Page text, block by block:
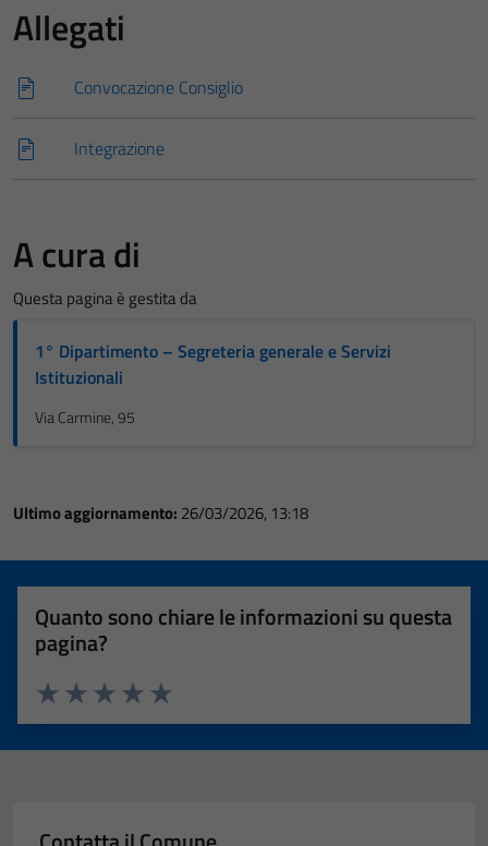
Allegati
Convocazione Consiglio
Integrazione
A cura di
Questa pagina è gestita da
1° Dipartimento – Segreteria generale e Servizi
Istituzionali
Via Carmine, 95
Ultimo aggiornamento: 26/03/2026, 13:18
Quanto sono chiare le informazioni su questa
pagina?
Valuta 5 stelle su 5
Valuta 4 stelle su 5
Valuta 3 stelle su 5
Valuta 2 stelle su 5
Valuta 1 stelle su 5